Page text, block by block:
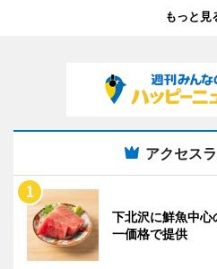
もっと見
アクセス
下北沢に鮮魚中
一価格で提供